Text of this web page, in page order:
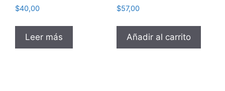
$40,00
Leer más
$57,00
Añadir al carrito